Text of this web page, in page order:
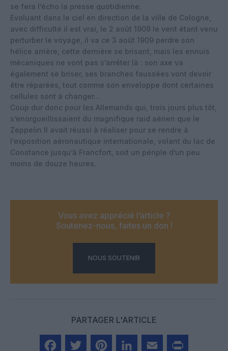
se fera l’écho la presse quotidienne.
Evoluant dans le ciel en direction de la ville de Cologne,
avec difficulté il est vrai, le 2 août 1909 le vent étant venu
perturber le voyage, il va ce 3 août 1909 perdre son
hélice arrière, cette dernière se brisant, mais les ennuis
mécaniques ne vont pas s’arrêter là : son axe va
également se briser, ses branches faussées vont devoir
être réparées, tout comme son enveloppe dont certaines
cellules sont à changer…
Coup dur donc pour les Allemands qui, trois jours plus tôt,
s’enorgueillissaient du magnifique raid aérien que le
Zeppelin II avait réussi à réaliser pour se rendre à
l’exposition aéronautique internationale, volant du lac de
Constance jusqu’à Francfort, soit un périple d’un peu
moins de douze heures.
Vous avez apprécié l’article ?
Soutenez-nous, faites un don !
NOUS SOUTENIR
PARTAGER L'ARTICLE